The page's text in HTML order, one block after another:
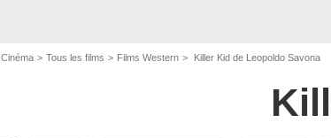
Cinéma Tous les films Films Western Killer Kid de Leopoldo Savona